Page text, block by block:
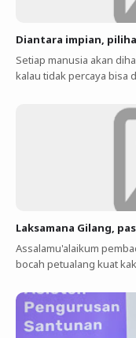
Diantara impian,
Setiap manusia akan
kalau tidak percaya bisa
Laksamana Gilang,
Assalamu'alaikum
bocah petualang kuat